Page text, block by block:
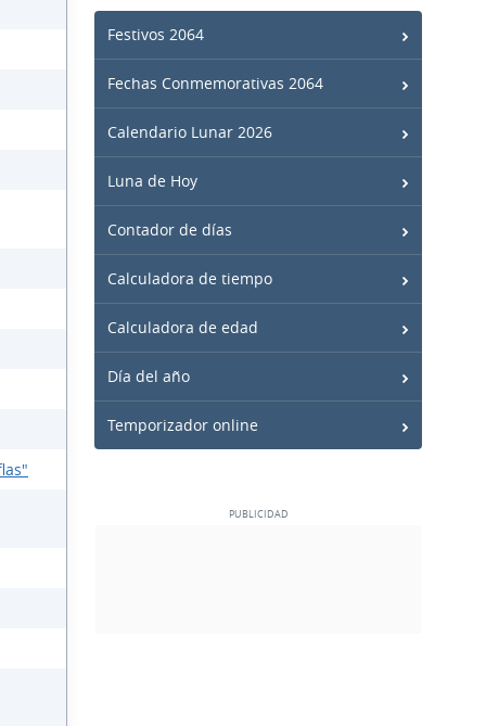
Festivos 2064
Fechas Conmemorativas 2064
Calendario Lunar 2026
Luna de Hoy
Contador de días
Calculadora de tiempo
Calculadora de edad
Día del año
Temporizador online